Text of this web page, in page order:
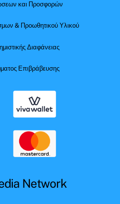
και Προσφορών
& Προωθητικού Υλικού
Διαφάνειας
Επιβράβευσης
Network